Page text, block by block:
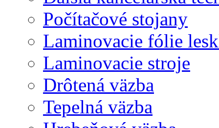
Počítačové stojany
Laminovacie fólie
Laminovacie stroje
Drôtená väzba
Tepelná väzba